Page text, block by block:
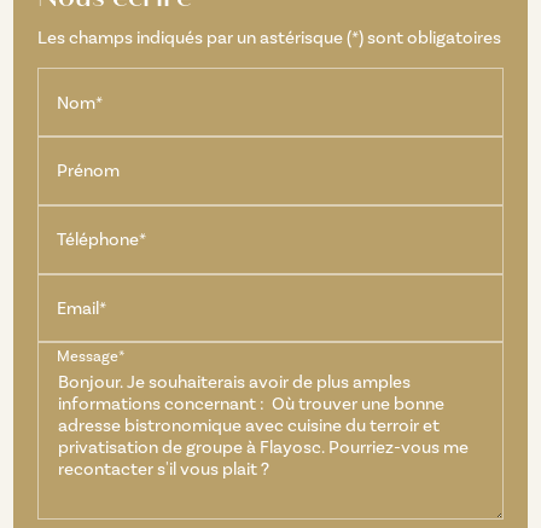
Les champs indiqués par un astérisque (*) sont obligatoires
Nom*
Prénom
Téléphone*
Email*
Message*